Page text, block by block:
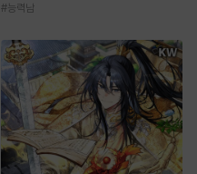
#능력남